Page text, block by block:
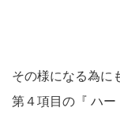
その様になる為に
第４項目の『 ハ